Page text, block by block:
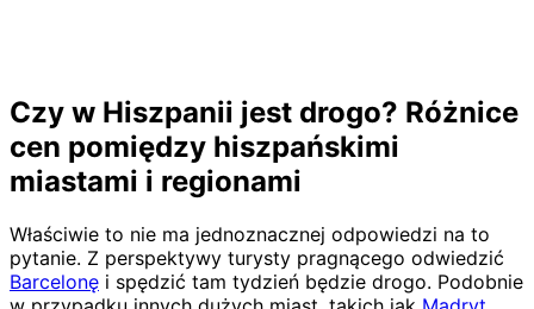
Czy w Hiszpanii jest drogo? Różnice
cen pomiędzy hiszpańskimi
miastami i regionami
Właściwie to nie ma jednoznacznej odpowiedzi na to
pytanie. Z perspektywy turysty pragnącego odwiedzić
Barcelonę i spędzić tam tydzień będzie drogo. Podobnie